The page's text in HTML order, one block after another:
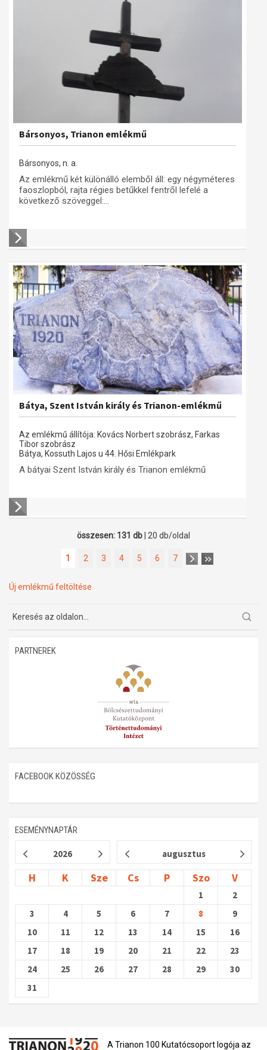
Bársonyos, Trianon emlékmű
Bársonyos, n. a.
Az emlékmű két különálló elemből áll: egy négyméteres
faoszlopból, rajta régies betűkkel fentről lefelé a
következő szöveggel:...
Bátya, Szent István király és Trianon-emlékmű
Az emlékmű állítója: Kovács Norbert szobrász, Farkas
Tibor szobrász
Bátya, Kossuth Lajos u 44. Hősi Emlékpark
A bátyai Szent István király és Trianon emlékmű
összesen: 131 db | 20 db/oldal
1 2 3 4 5 6 7
Új emlékmű feltöltése
PARTNEREK
FACEBOOK KÖZÖSSÉG
ESEMÉNYNAPTÁR
2026 augusztus
H K Sze Cs P Szo V
1
2
3
4 5 6 7 8
9
10
11 12 13 14 15
16
17
18 19 20 21 22
23
24
25 26 27 28 29
30
31
A Trianon 100 Kutatócsoport logója az